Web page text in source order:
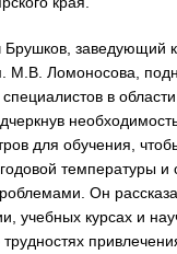
Брушков, заведующий
М.В. Ломоносова,
в области
для обучения,
температуры и
Он
учебных курсах и